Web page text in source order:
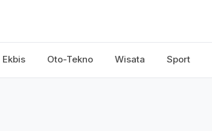
Ekbis Oto-Tekno Wisata Sport